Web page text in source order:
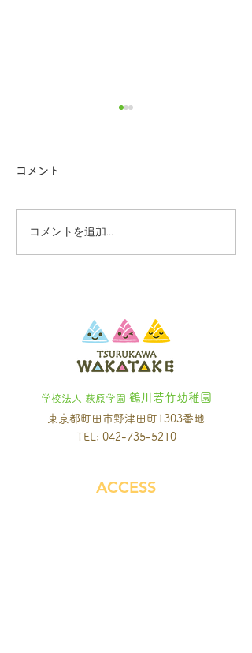
8/26 見学相談会（要予
コメント
コメントを追加…
学校法人 萩原学園 鶴川若竹幼稚園
東京都町田市野津田町1303番地
TEL: 042-735-5210
ACCESS